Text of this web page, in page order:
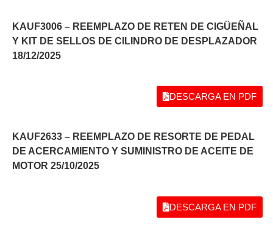
KAUF3006 – REEMPLAZO DE RETEN DE CIGÜEÑAL
Y KIT DE SELLOS DE CILINDRO DE DESPLAZADOR
18/12/2025
DESCARGA EN PDF
KAUF2633 – REEMPLAZO DE RESORTE DE PEDAL
DE ACERCAMIENTO Y SUMINISTRO DE ACEITE DE
MOTOR 25/10/2025
DESCARGA EN PDF